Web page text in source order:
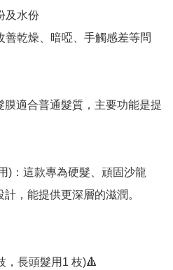
及水份
善乾燥、暗啞、手觸感差等問
膜適合普通髮質，主要功能是提
)：這款專為硬髮、頑固沙龍
計，能提供更深層的滋潤。
，長頭髮用1 枝)🔺